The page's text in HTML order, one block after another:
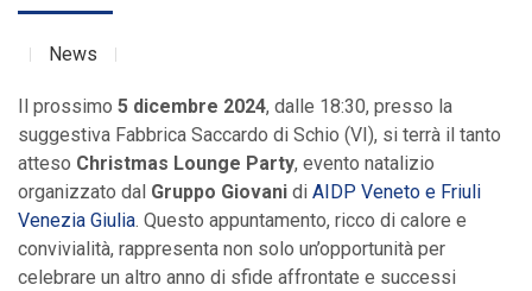
News
Il prossimo 5 dicembre 2024, dalle 18:30, presso la
suggestiva Fabbrica Saccardo di Schio (VI), si terrà il tanto
atteso Christmas Lounge Party, evento natalizio
organizzato dal Gruppo Giovani di AIDP Veneto e Friuli
Venezia Giulia. Questo appuntamento, ricco di calore e
convivialità, rappresenta non solo un’opportunità per
celebrare un altro anno di sfide affrontate e successi